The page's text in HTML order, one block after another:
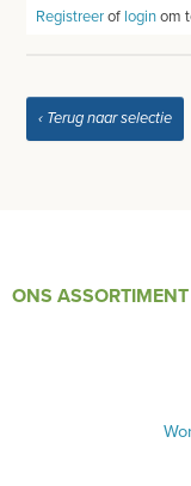
LED KRUIS
INSTRUMENTEN - INOX
TWEEDEHANDS -
Registreerof loginom
‹ Terug naar selectie
ONS ASSORTIMENT